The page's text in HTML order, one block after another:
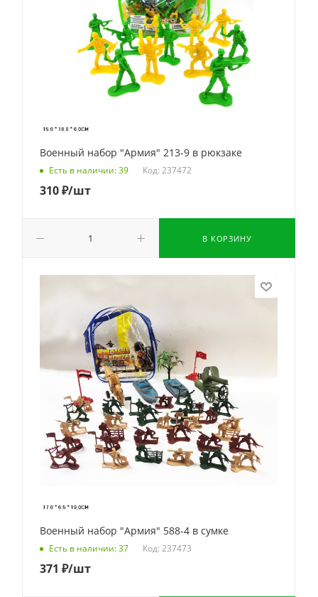
Военный набор "Армия" 213-9 в рюкзаке
Есть в наличии: 39 Код: 237472
310₽/шт
В КОРЗИНУ
Военный набор "Армия" 588-4 в сумке
Есть в наличии: 37 Код: 237473
371 ₽/шт